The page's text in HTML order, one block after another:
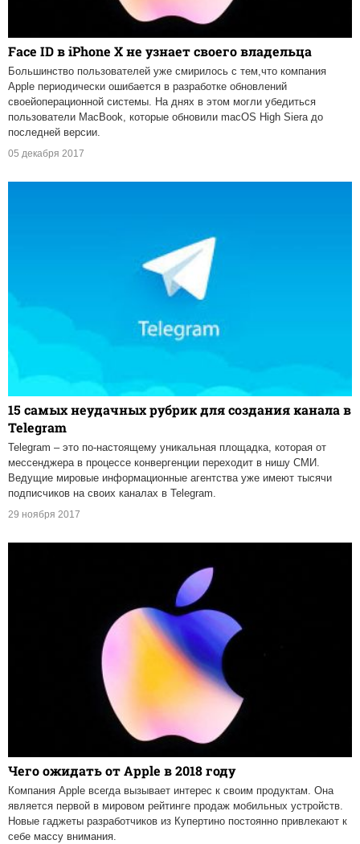
Face ID в iPhone X не узнает своего владельца
Большинство пользователей уже смирилось с тем,что компания
Apple периодически ошибается в разработке обновлений
своейоперационной системы. На днях в этом могли убедиться
пользователи MacBook, которые обновили macOS High Siera до
последней версии.
05 декабря 2017
15 самых неудачных рубрик для создания канала в
Telegram
Telegram – это по-настоящему уникальная площадка, которая от
мессенджера в процессе конвергенции переходит в нишу СМИ.
Ведущие мировые информационные агентства уже имеют тысячи
подписчиков на своих каналах в Telegram.
29 ноября 2017
Чего ожидать от Apple в 2018 году
Компания Apple всегда вызывает интерес к своим продуктам. Она
является первой в мировом рейтинге продаж мобильных устройств.
Новые гаджеты разработчиков из Купертино постоянно привлекают к
себе массу внимания.